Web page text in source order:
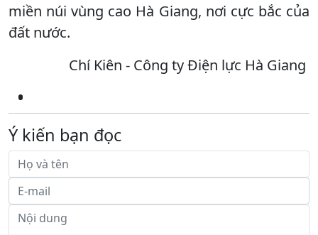
miền núi vùng cao Hà Giang, nơi cực bắc của
đất nước.
Chí Kiên - Công ty Điện lực Hà Giang
Ý kiến bạn đọc